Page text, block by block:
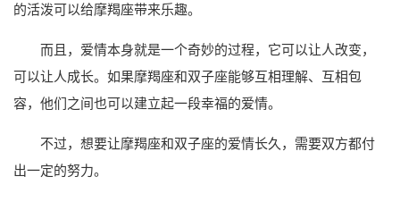
的活泼可以给摩羯座带来乐趣。
而且，爱情本身就是一个奇妙的过程，它可以让人改变，
可以让人成长。如果摩羯座和双子座能够互相理解、互相包
容，他们之间也可以建立起一段幸福的爱情。
不过，想要让摩羯座和双子座的爱情长久，需要双方都付
出一定的努力。